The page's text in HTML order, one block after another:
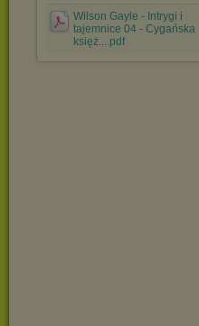
Wilson Gayle - Intrygi i
tajemnice 04 - Cygańska
księż....pdf